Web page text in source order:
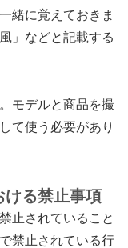
緒に覚えておきま
」などと記載する
モデルと商品を撮
て使う必要があり
ける禁止事項
止されていること
禁止されている行